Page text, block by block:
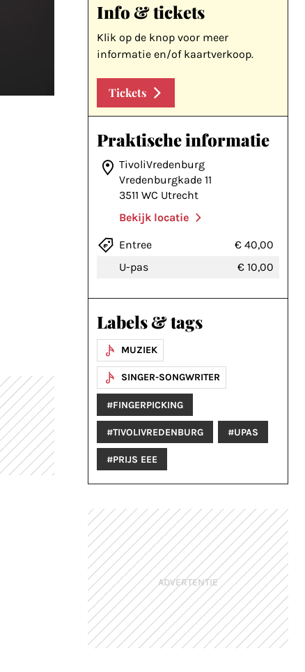
Info & tickets
Klik op de knop voor meer
informatie en/of kaartverkoop.
Tickets
Praktische informatie
TivoliVredenburg
Vredenburgkade 11
3511 WC Utrecht
Bekijk locatie
Entree
€ 40,00
U-pas
€ 10,00
Labels & tags
MUZIEK
SINGER-SONGWRITER
#FINGERPICKING
#TIVOLIVREDENBURG #UPAS
#PRIJS EEE
ADVERTENTIE